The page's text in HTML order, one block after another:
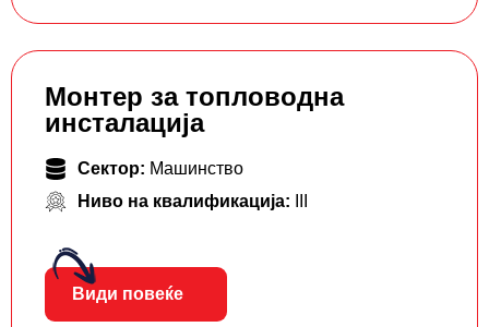
Монтер за топловодна
инсталација
Сектор: Машинство
Ниво на квалификација:
Види повеќе